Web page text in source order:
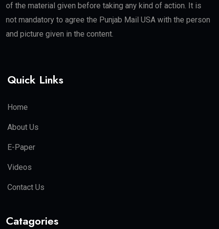
of the material given before taking any kind of action. It is
not mandatory to agree the Punjab Mail USA with the person
and picture given in the content.
Quick Links
Home
About Us
E-Paper
Videos
Contact Us
Catagories